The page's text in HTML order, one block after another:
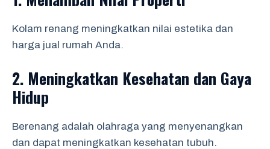
Kolam renang meningkatkan nilai estetika dan
harga jual rumah Anda.
2. Meningkatkan Kesehatan dan Gaya
Hidup
Berenang adalah olahraga yang menyenangkan
dan dapat meningkatkan kesehatan tubuh.